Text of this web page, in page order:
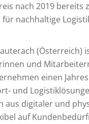
nach 2019 bereits
nachhaltige
(Österreich)
und
einen
und
aus digitaler und
auf